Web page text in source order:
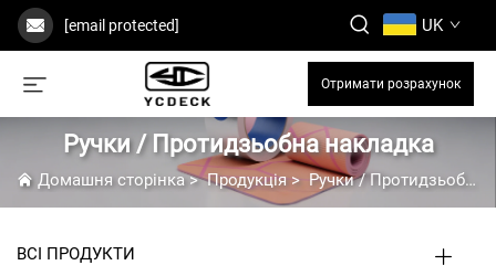
[email protected] UK
Отримати розрахунок
Ручки / Протидзьобна накладка
Домашня сторінка>Продукція> Ручки / Протидзьобна накладка
ВСІ ПРОДУКТИ